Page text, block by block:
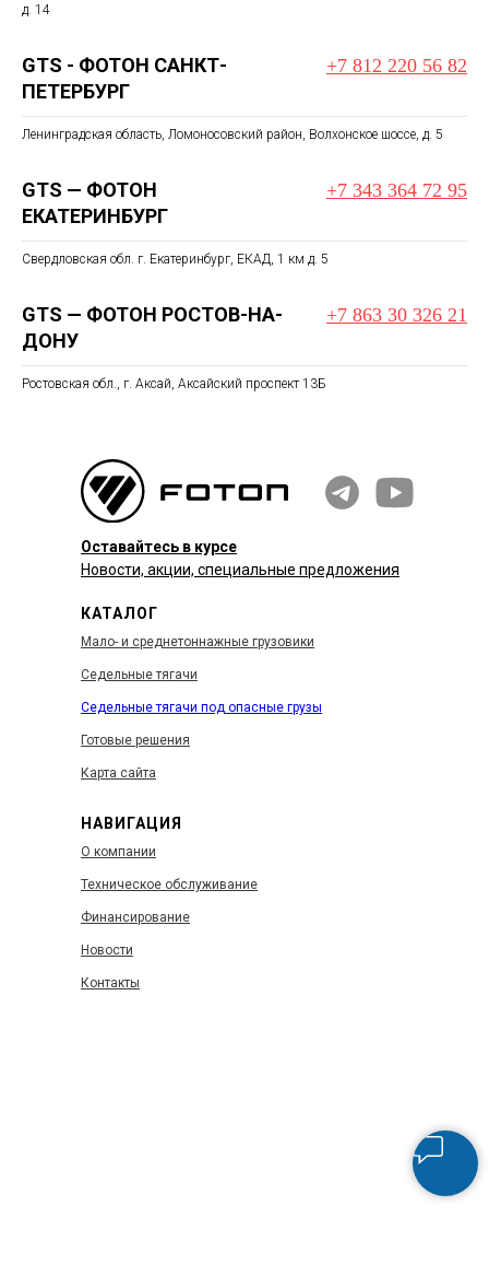
д. 14
GTS - ФОТОН САНКТ-
ПЕТЕРБУРГ
+7 812 220 56 82
Ленинградская область, Ломоносовский район, Волхонское шоссе, д. 5
GTS — ФОТОН
ЕКАТЕРИНБУРГ
+7 343 364 72 95
Свердловская обл. г. Екатеринбург, ЕКАД, 1 км д. 5
GTS — ФОТОН РОСТОВ-НА-
ДОНУ
+7 863 30 326 21
Ростовская обл., г. Аксай, Аксайский проспект 13Б
КАТАЛОГ
Мало- и среднетоннажные грузовики
Седельные тягачи
Седельные тягачи под опасные грузы
Готовые решения
Карта сайта
НАВИГАЦИЯ
О компании
Техническое обслуживание
Финансирование
Новости
Контакты
Оставайтесь в курсе
Новости, акции, специальные предложения